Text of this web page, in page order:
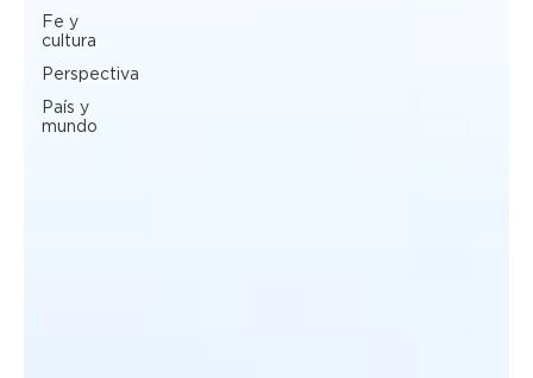
Fe y
cultura
Perspectiva
País y
mundo